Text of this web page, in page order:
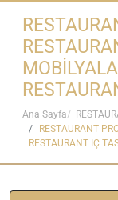
Ana Sayfa
RESTAURANT
RESTAURANT İÇ